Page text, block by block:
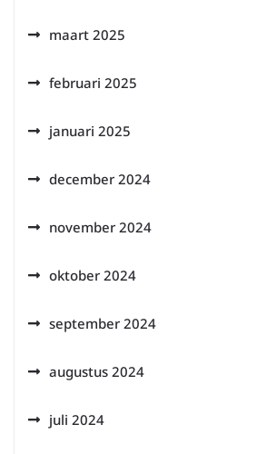
maart 2025
februari 2025
januari 2025
december 2024
november 2024
oktober 2024
september 2024
augustus 2024
juli 2024